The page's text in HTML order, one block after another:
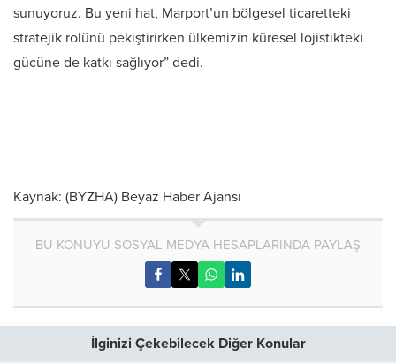
sunuyoruz. Bu yeni hat, Marport’un bölgesel ticaretteki
stratejik rolünü pekiştirirken ülkemizin küresel lojistikteki
gücüne de katkı sağlıyor” dedi.
Kaynak: (BYZHA) Beyaz Haber Ajansı
BU KONUYU SOSYAL MEDYA HESAPLARINDA PAYLAŞ
İlginizi Çekebilecek Diğer Konular